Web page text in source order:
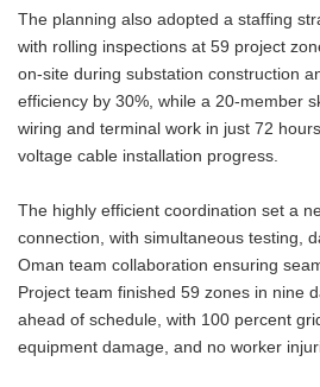
The planning also adopted a staffing
with rolling inspections at 59 project
on-site during substation construction
efficiency by 30%, while a 20-member
wiring and terminal work in just 72
voltage cable installation progress.
The highly efficient coordination set a
connection, with simultaneous testing,
Oman team collaboration ensuring
Project team finished 59 zones in nine
ahead of schedule, with 100 percent
equipment damage, and no worker